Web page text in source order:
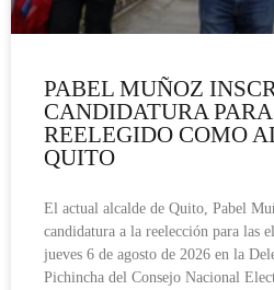
PABEL MUÑOZ
CANDIDATURA
REELEGIDO COMO
QUITO
El actual alcalde de Quito, Pabel
candidatura a la reelección para las
jueves 6 de agosto de 2026 en la
Pichincha del Consejo Nacional